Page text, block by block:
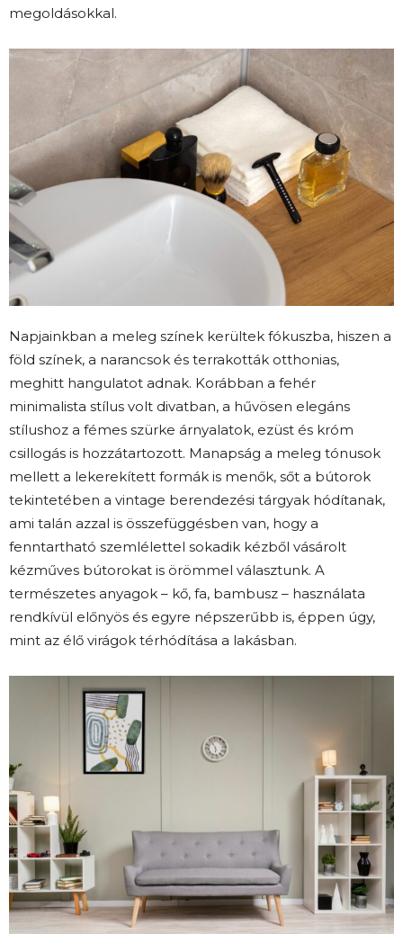
megoldásokkal.
Napjainkban a meleg színek kerültek fókuszba, hiszen a
föld színek, a narancsok és terrakották otthonias,
meghitt hangulatot adnak. Korábban a fehér
minimalista stílus volt divatban, a hűvösen elegáns
stílushoz a fémes szürke árnyalatok, ezüst és króm
csillogás is hozzátartozott. Manapság a meleg tónusok
mellett a lekerekített formák is menők, sőt a bútorok
tekintetében a vintage berendezési tárgyak hódítanak,
ami talán azzal is összefüggésben van, hogy a
fenntartható szemlélettel sokadik kézből vásárolt
kézműves bútorokat is örömmel választunk. A
természetes anyagok – kő, fa, bambusz – használata
rendkívül előnyös és egyre népszerűbb is, éppen úgy,
mint az élő virágok térhódítása a lakásban.